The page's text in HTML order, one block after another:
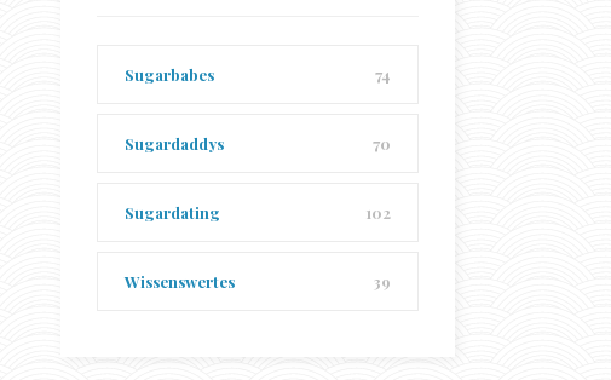
Sugarbabes 74
Sugardaddys 70
Sugardating 102
Wissenswertes 39